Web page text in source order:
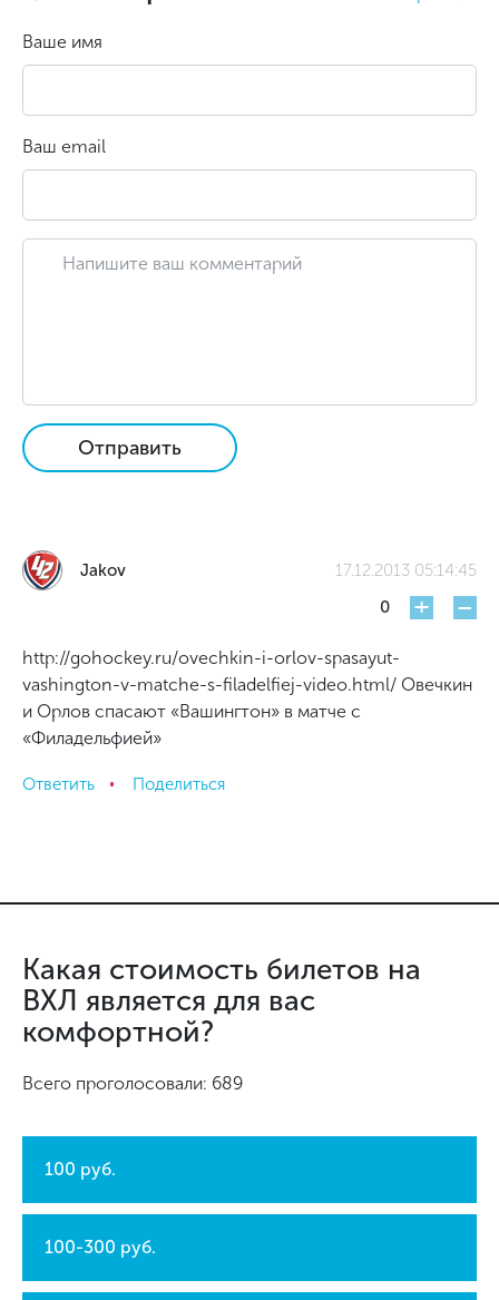
Ваше имя
Ваш email
Отправить
Jakov
17.12.2013 05:14:45
0
+ -
http://gohockey.ru/ovechkin-i-orlov-spasayut-
vashington-v-matche-s-filadelfiej-video.html/ Овечкин
и Орлов спасают «Вашингтон» в матче с
«Филадельфией»
Ответить Поделиться
Какая стоимость билетов на
ВХЛ является для вас
комфортной?
Всего проголосовали: 689
100 руб.
100-300 руб.